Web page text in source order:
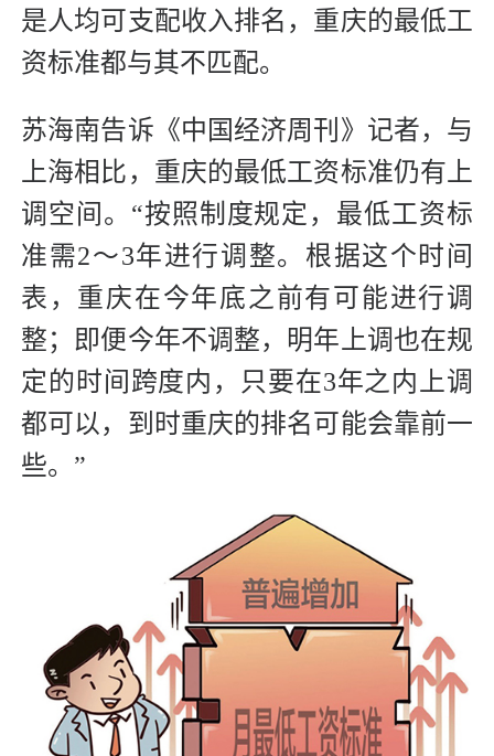
是人均可支配收入排名，重庆的最低工
资标准都与其不匹配。
苏海南告诉《中国经济周刊》记者，与
上海相比，重庆的最低工资标准仍有上
调空间。“按照制度规定，最低工资标
准需2～3年进行调整。根据这个时间
表，重庆在今年底之前有可能进行调
整；即便今年不调整，明年上调也在规
定的时间跨度内，只要在3年之内上调
都可以，到时重庆的排名可能会靠前一
些。”